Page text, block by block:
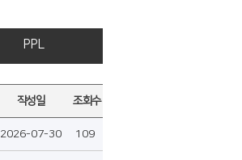
PPL
작성일 조회수
2026-07-30 109